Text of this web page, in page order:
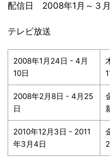
配信日 2008年1月～３月
テレビ放送
2008年1月24日 - 4月
10日
2008年2月8日 - 4月25
日
2010年12月3日 - 2011
年3月4日